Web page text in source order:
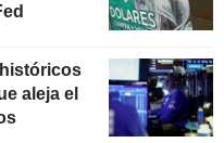
aleja el